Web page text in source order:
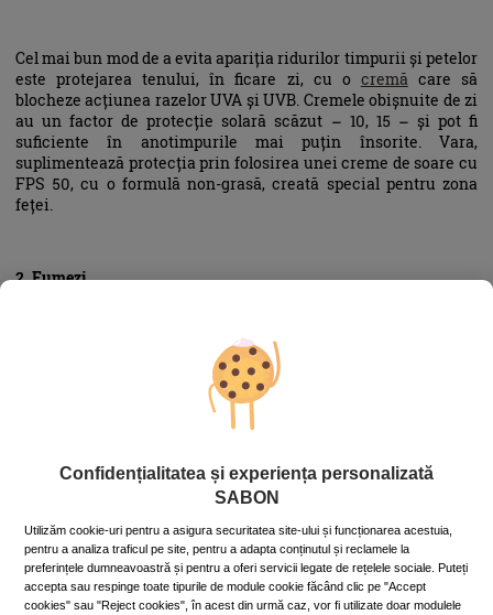
Cel mai bun mod de a evita apariția ridurilor timpurii și petelor
este protejarea tenului, în ficare zi, cu o cremă care să
blocheze acțiunea razelor UVA și UVB. Cremele obișnuite de zi
au un factor de protecție solară scăzut – 10, 15 – și pot fi
suficiente în anotimpurile mai puțin însorite. Vara,
suplimentează protecția prin folosirea unei creme de soare cu
FPS 50, cu o formulă non-grasă, creată special pentru zona
feței.
2. Fumezi
Ai nevoie de un motiv în plus să renunți la fumat? Ei bine,
acest obicei, periculos pentru sănătate în general, e extrem de
dăunător tenului. Fumatul usucă fața, o predispune la apariția
ridurilor premature profunde, îi afectează prospețimea și
elasticitatea. Fiecare zece ani de fumat te fac să arăți cu 2,5
al publicației medicale Plastic and Reconstructive Surgery
(Chirurgie plastică și reconstructivă).
3. Alegi produse pentru toate tipurile de ten
Confidențialitatea și experiența personalizată
SABON
Utilizăm cookie-uri pentru a asigura securitatea site-ului și funcționarea acestuia,
pentru a analiza traficul pe site, pentru a adapta conținutul și reclamele la
preferințele dumneavoastră și pentru a oferi servicii legate de rețelele sociale. Puteți
accepta sau respinge toate tipurile de module cookie făcând clic pe "Accept
cookies" sau "Reject cookies", în acest din urmă caz, vor fi utilizate doar modulele